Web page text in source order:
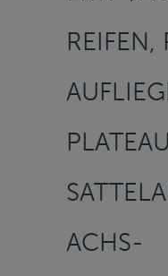
REIFEN,
ACHS-